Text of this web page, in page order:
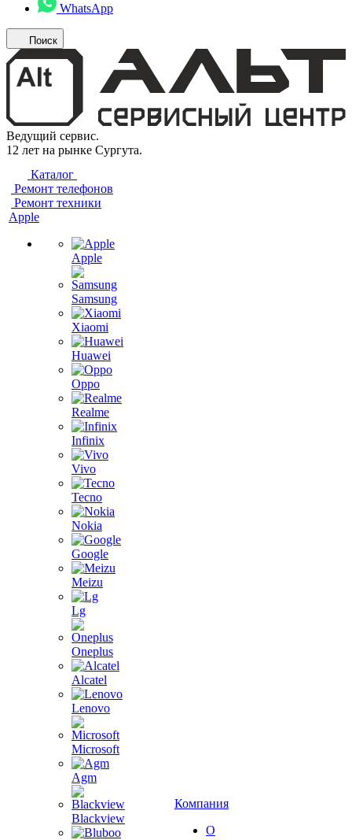
WhatsApp
Поиск
Ведущий сервис.
12 лет на рынке Сургута.
Каталог
Ремонт телефонов
Ремонт техники
Apple
Apple
Samsung
Xiaomi
Huawei
Oppo
Realme
Infinix
Vivo
Tecno
Nokia
Google
Meizu
Lg
Oneplus
Alcatel
Lenovo
Microsoft
Agm
Blackview
Компания
О